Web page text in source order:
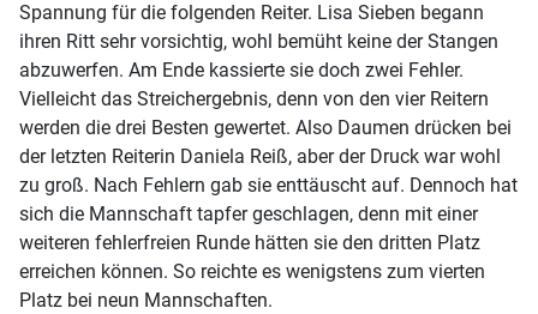
Spannung für die folgenden Reiter. Lisa Sieben begann
ihren Ritt sehr vorsichtig, wohl bemüht keine der Stangen
abzuwerfen. Am Ende kassierte sie doch zwei Fehler.
Vielleicht das Streichergebnis, denn von den vier Reitern
werden die drei Besten gewertet. Also Daumen drücken bei
der letzten Reiterin Daniela Reiß, aber der Druck war wohl
zu groß. Nach Fehlern gab sie enttäuscht auf. Dennoch hat
sich die Mannschaft tapfer geschlagen, denn mit einer
weiteren fehlerfreien Runde hätten sie den dritten Platz
erreichen können. So reichte es wenigstens zum vierten
Platz bei neun Mannschaften.